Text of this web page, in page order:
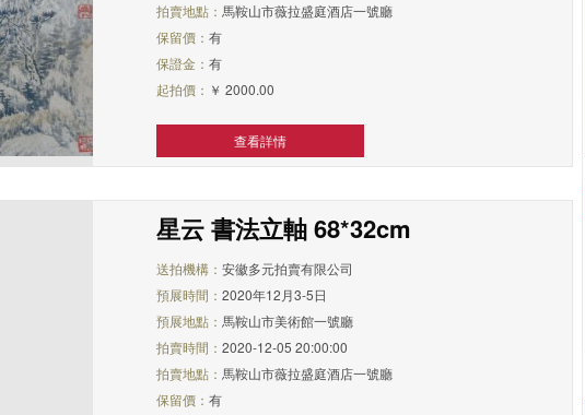
拍賣地點： 馬鞍山市薇拉盛庭酒店一號廳
保留價： 有
保證金： 有
起拍價： ￥ 2000.00
查看詳情
星云 書法立軸 68*32cm
送拍機構： 安徽多元拍賣有限公司
預展時間： 2020年12月3-5日
預展地點： 馬鞍山市美術館一號廳
拍賣時間： 2020-12-05 20:00:00
拍賣地點： 馬鞍山市薇拉盛庭酒店一號廳
保留價： 有